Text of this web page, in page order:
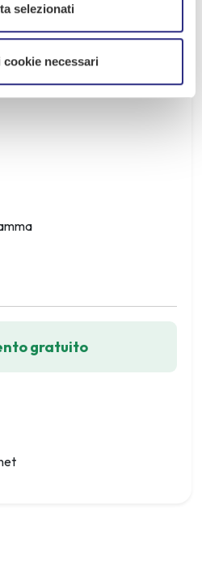
selezionati
cookie necessari
gratuito